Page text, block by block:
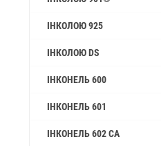
ІНКОЛОЮ 925
ІНКОЛОЮ DS
ІНКОНЕЛЬ 600
ІНКОНЕЛЬ 601
ІНКОНЕЛЬ 602 CA